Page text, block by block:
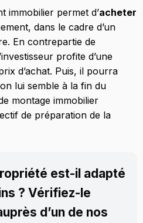
immobilier permet d’acheter
dans le cadre d’un
En contrepartie de
profite d’une
d’achat. Puis, il pourra
lui semble à la fin du
montage immobilier
de préparation de la
est-il adapté
? Vérifiez-le
d’un de nos